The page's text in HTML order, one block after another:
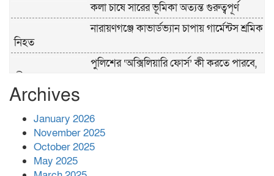
কলা চাষে সারের ভূমিকা অত্যন্ত গুরুত্বপূর্ণ
নারায়ণগঞ্জে কাভার্ডভ্যান চাপায় গার্মেন্টস শ্রমিক
নিহত
পুলিশের ‘অক্সিলিয়ারি ফোর্স’ কী করতে পারবে,
কী পারবে না
রিজভী
বনানীতে গাড়িচাপায় পোশাকশ্রমিক নিহত,
Archives
January 2026
November 2025
October 2025
May 2025